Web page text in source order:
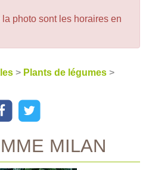
photo sont les horaires en
> Plants de légumes >
MILAN